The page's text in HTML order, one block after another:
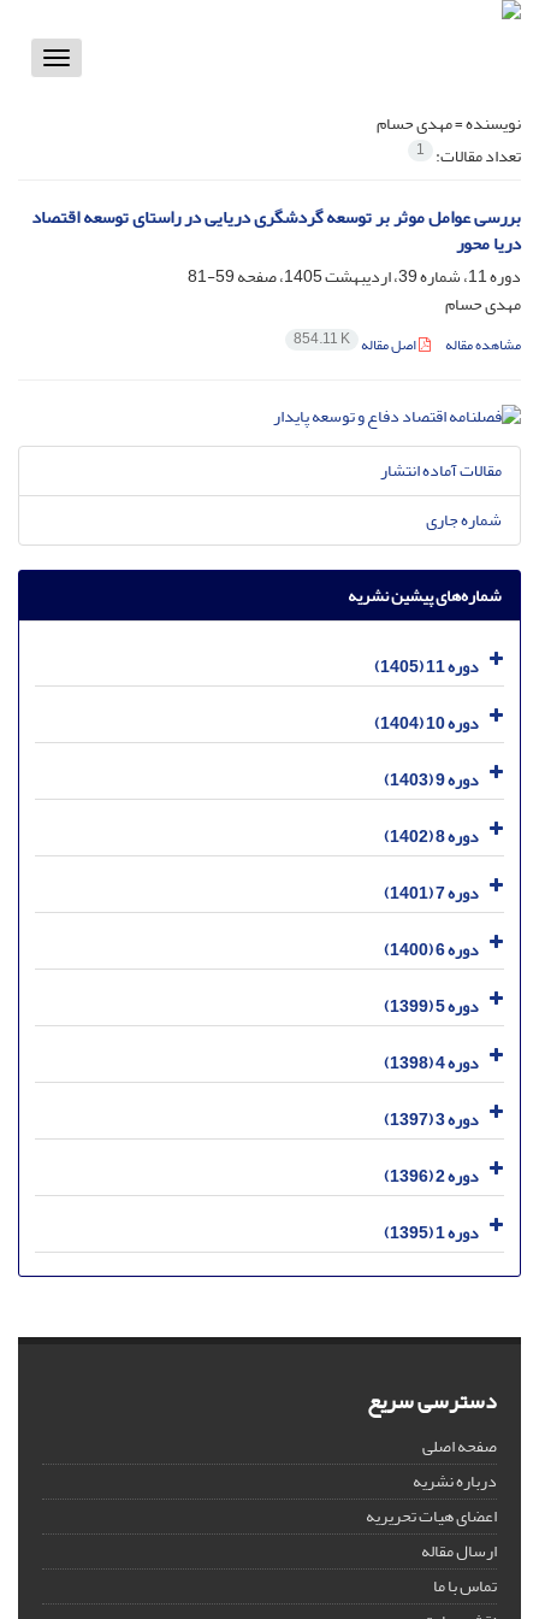
Toggle
نویسنده =مهدی حسام
تعداد مقالات: 1
بررسی عوامل موثر بر توسعه گردشگری دریایی در راستای توسعه اقتصاد
دریا محور
دوره 11، شماره 39، اردیبهشت 1405، صفحه
59-81
مهدی حسام
مشاهده مقاله اصل مقاله 854.11 K
مقالات آماده انتشار
شماره جاری
شماره‌های پیشین نشریه
دوره 11 (1405)
دوره 10 (1404)
دوره 9 (1403)
دوره 8 (1402)
دوره 7 (1401)
دوره 6 (1400)
دوره 5 (1399)
دوره 4 (1398)
دوره 3 (1397)
دوره 2 (1396)
دوره 1 (1395)
دسترسی سریع
صفحه اصلی
درباره نشریه
اعضای هیات تحریریه
ارسال مقاله
تماس با ما